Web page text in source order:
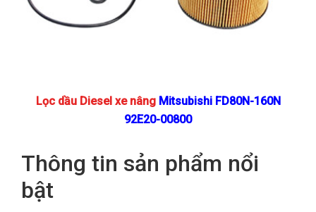
Lọc dầu Diesel xe nângMitsubishi FD80N-160N
92E20-00800
Thông tin sản phẩm nổi
bật